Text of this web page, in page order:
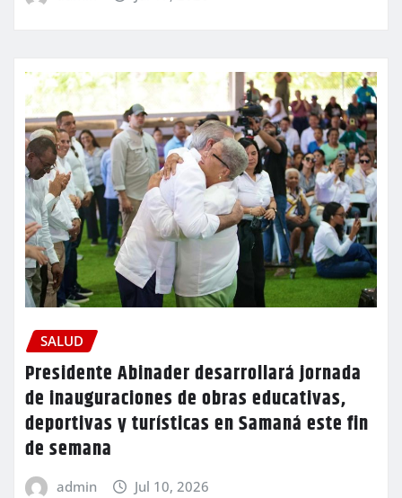
SALUD
Presidente Abinader desarrollará jornada
de inauguraciones de obras educativas,
deportivas y turísticas en Samaná este fin
de semana
admin Jul 10, 2026